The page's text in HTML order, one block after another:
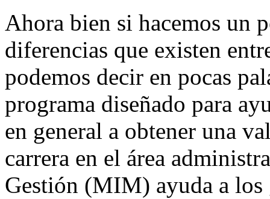
Ahora bien si hacemos un
diferencias que existen
podemos decir en pocas
programa diseñado para
en general a obtener una
carrera en el área
Gestión (MIM) ayuda a los